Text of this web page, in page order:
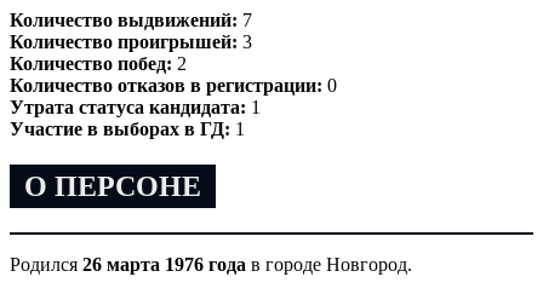
Количество выдвижений: 7
Количество проигрышей: 3
Количество побед: 2
Количество отказов в регистрации: 0
Утрата статуса кандидата: 1
Участие в выборах в ГД: 1
О ПЕРСОНЕ
Родился 26 марта 1976 года в городе Новгород.